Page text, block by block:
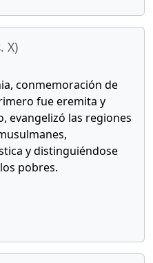
X)
conmemoración de
fue eremita y
evangelizó las regiones
y distinguiéndose
pobres.